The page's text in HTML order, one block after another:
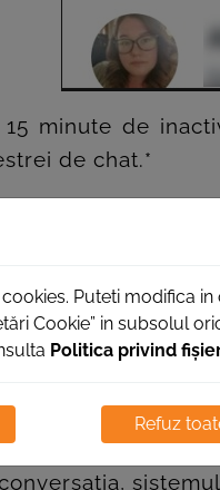
minute de
de chat.*
un operator.
Vă rugăm
conversație este
Puteti modifica
Cookie” in subsolul
Politica privind
Refuz